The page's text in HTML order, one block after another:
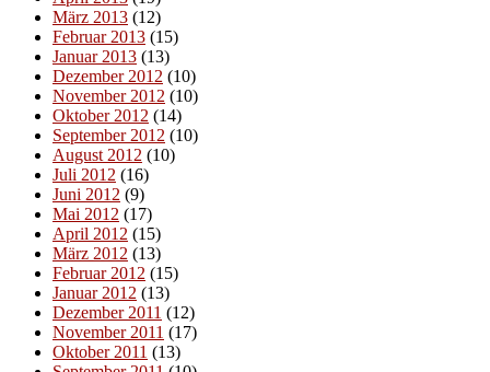
März 2013 (12)
Februar 2013 (15)
Januar 2013 (13)
Dezember 2012 (10)
November 2012 (10)
Oktober 2012 (14)
September 2012 (10)
August 2012 (10)
Juli 2012 (16)
Juni 2012 (9)
Mai 2012 (17)
April 2012 (15)
März 2012 (13)
Februar 2012 (15)
Januar 2012 (13)
Dezember 2011 (12)
November 2011 (17)
Oktober 2011 (13)